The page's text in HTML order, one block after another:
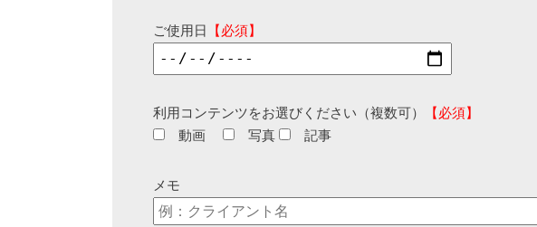
ご使用日 【必須】
利用コンテンツをお選びください（複数可）
【必須】
動画
写真 記事
メモ